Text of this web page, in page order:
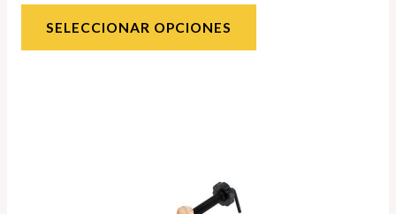
SELECCIONAR OPCIONES